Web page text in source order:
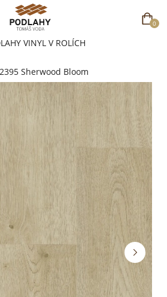
0
VINYL V ROLÍCH
Sherwood Bloom